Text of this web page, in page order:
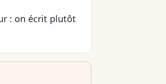
: on écrit plutôt